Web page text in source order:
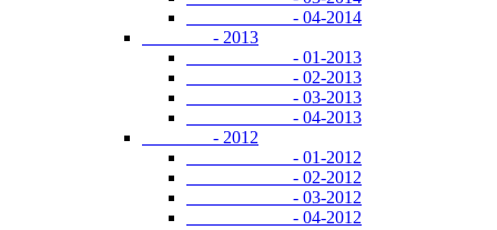
- 04-2014
- 2013
- 01-2013
- 02-2013
- 03-2013
- 04-2013
- 2012
- 01-2012
- 02-2012
- 03-2012
- 04-2012